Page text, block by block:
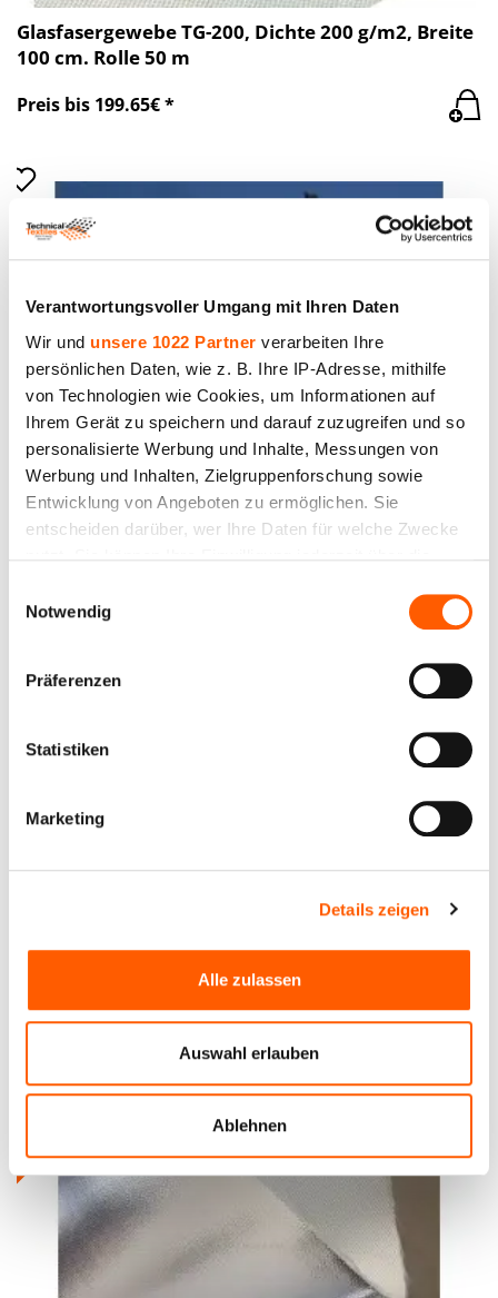
Verantwortungsvoller Umgang mit Ihren Daten
Wir und unsere 1022 Partner verarbeiten Ihre
persönlichen Daten, wie z. B. Ihre IP-Adresse, mithilfe
von Technologien wie Cookies, um Informationen auf
Ihrem Gerät zu speichern und darauf zuzugreifen und so
personalisierte Werbung und Inhalte, Messungen von
Werbung und Inhalten, Zielgruppenforschung sowie
Entwicklung von Angeboten zu ermöglichen. Sie
entscheiden darüber, wer Ihre Daten für welche Zwecke
Trigger Symbol ändern oder widerrufen
Informationen über Ihre geografische Lage
können
bestimmten Merkmalen (Fingerprinting) identifizieren
Erfahren Sie mehr darüber, wie Ihre persönlichen Daten
zu können und die Zugriffe auf unsere Website zu
analysieren. Außerdem geben wir Informationen zu Ihrer
Verwendung unserer Website an unsere Partner für
Partner führen diese Informationen möglicherweise mit
weiteren Daten zusammen, die Sie ihnen bereitgestellt
haben oder die sie im Rahmen Ihrer Nutzung der Dienste
gesammelt haben.
Notwendig
Präferenzen
Statistiken
Marketing
Details zeigen
Alle zulassen
Auswahl erlauben
Ablehnen
Glasfasergewebe TG-200, Dichte 200 g/m2, Breite
100 cm. Rolle 50 m
Preis bis 199.65€ *
Glasfasergewebe TG-200, Dichte 200 g/m2, Breite
100 cm, 600 °C. Rolle 100 m
Glasfasergewebe TG 430, Dichte 430 g/m2, Breite
Preis bis 364.21€ *